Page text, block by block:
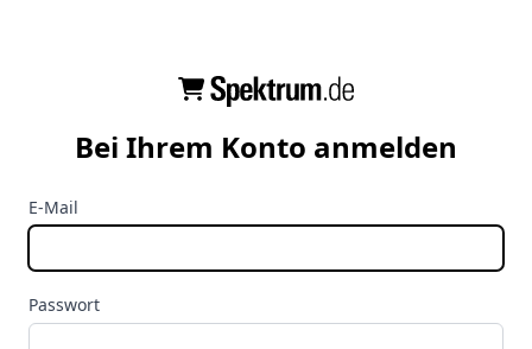
Bei Ihrem Konto anmelden
E-Mail
Passwort